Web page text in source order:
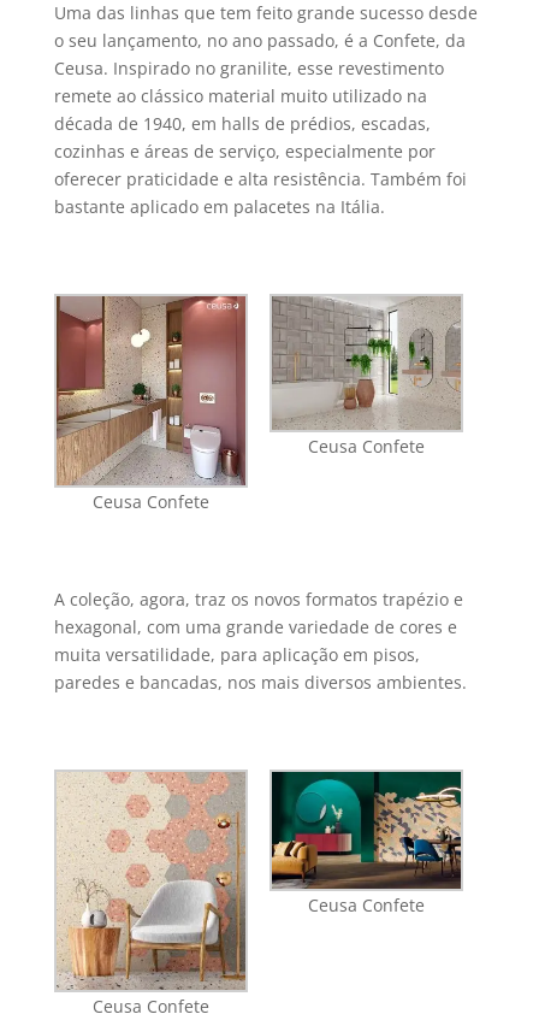
Uma das linhas que tem feito grande sucesso desde
o seu lançamento, no ano passado, é a Confete, da
Ceusa. Inspirado no granilite, esse revestimento
remete ao clássico material muito utilizado na
década de 1940, em halls de prédios, escadas,
cozinhas e áreas de serviço, especialmente por
oferecer praticidade e alta resistência. Também foi
bastante aplicado em palacetes na Itália.
Ceusa Confete
Ceusa Confete
A coleção, agora, traz os novos formatos trapézio e
hexagonal, com uma grande variedade de cores e
muita versatilidade, para aplicação em pisos,
paredes e bancadas, nos mais diversos ambientes.
Ceusa Confete
Ceusa Confete